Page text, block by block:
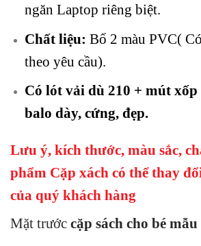
ngăn Laptop riêng biệt.
Chất liệu: Bố 2 màu PVC(
theo yêu cầu).
Có lót vải dù 210 + mút xốp
balo dày, cứng, đẹp.
Lưu ý, kích thước, màu sắc,
phẩm Cặp xách có thể thay
của quý khách hàng
Mặt trước cặp sách cho bé